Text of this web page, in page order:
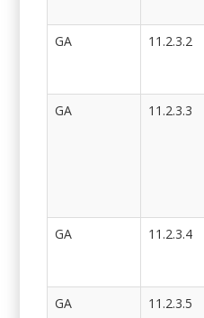
GA
11.2.3.2
GA
11.2.3.3
GA
11.2.3.4
GA
11.2.3.5